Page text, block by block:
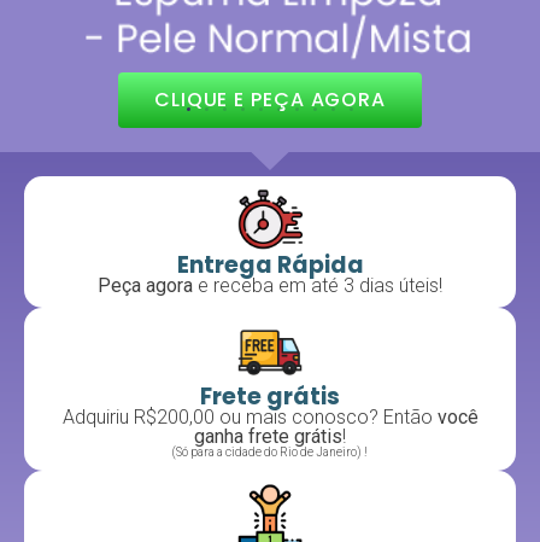
CLIQUE E PEÇA AGORA
Entrega Rápida
Peça agora e receba em até 3 dias úteis!
Frete grátis
Adquiriu R$200,00 ou mais conosco? Então você
ganha frete grátis!
(Só para a cidade do Rio de Janeiro) !